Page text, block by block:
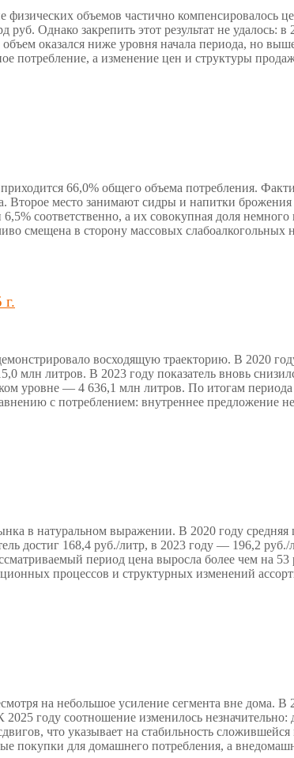
объемов частично компенсировалось
Однако закрепить этот результат не удалось: в
оказался ниже уровня начала периода, но
потребление, а изменение цен и структуры
66,0% общего объема потребления.
Второе место занимают сидры и напитки
соответственно, а их совокупная доля
смещена в сторону массовых слабоалкогольных
г.
восходящую траекторию. В 2020
млн литров. В 2023 году показатель вновь
уровне — 4 636,1 млн литров. По итогам
с потреблением: внутреннее предложение
в натуральном выражении. В 2020 году средняя
достиг 168,4 руб./литр, в 2023 году — 196,2
период цена выросла более чем на
процессов и структурных изменений
на небольшое усиление сегмента вне дома. В
году соотношение изменилось незначительно:
что указывает на стабильность
покупки для домашнего потребления, а